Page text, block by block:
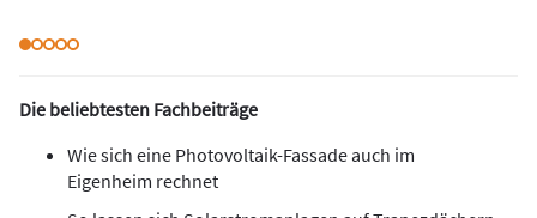
Die beliebtesten Fachbeiträge
Wie sich eine Photovoltaik-Fassade auch im
Eigenheim rechnet